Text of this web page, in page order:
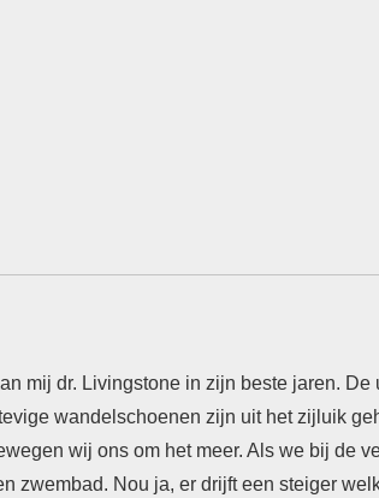
mij dr. Livingstone in zijn beste jaren.
wandelschoenen zijn uit het zijluik
wij ons om het meer. Als we bij de
zwembad. Nou ja, er drijft een steiger